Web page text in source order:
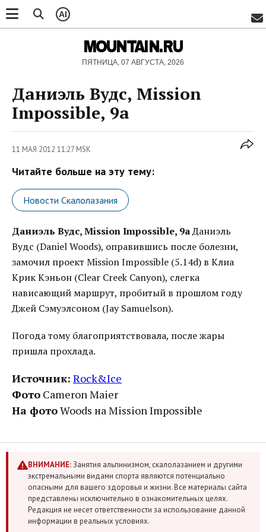
AI
MOUNTAIN.RU
ПЯТНИЦА, 07 АВГУСТА, 2026
Даниэль Вудс, Mission
Impossible, 9а
11 МАЯ 2012 11:27 MSK
Читайте больше на эту тему:
Новости Скалолазания
Даниэль Вудс, Mission Impossible, 9аДаниэль
Вудс (Daniel Woods), оправившись после болезни,
замочил проект Mission Impossible (5.14d) в Клиа
Крик Кэньон (Clear Creek Canyon), слегка
нависающий маршрут, пробитый в прошлом году
Джей Сэмуэлсоном (Jay Samuelson).
Погода тому благоприятствовала, после жары
пришла прохлада.
Источник: Rock&Ice
Фото Cameron Maier
На фотоWoods на Mission Impossible
ВНИМАНИЕ:Занятия альпинизмом, скалолазанием и другими
экстремальными видами спорта являются потенциально
опасными для вашего здоровья и жизни. Все материалы сайта
представлены исключительно в ознакомительных целях.
Редакция не несет ответственности за использование данной
информации в реальных условиях.